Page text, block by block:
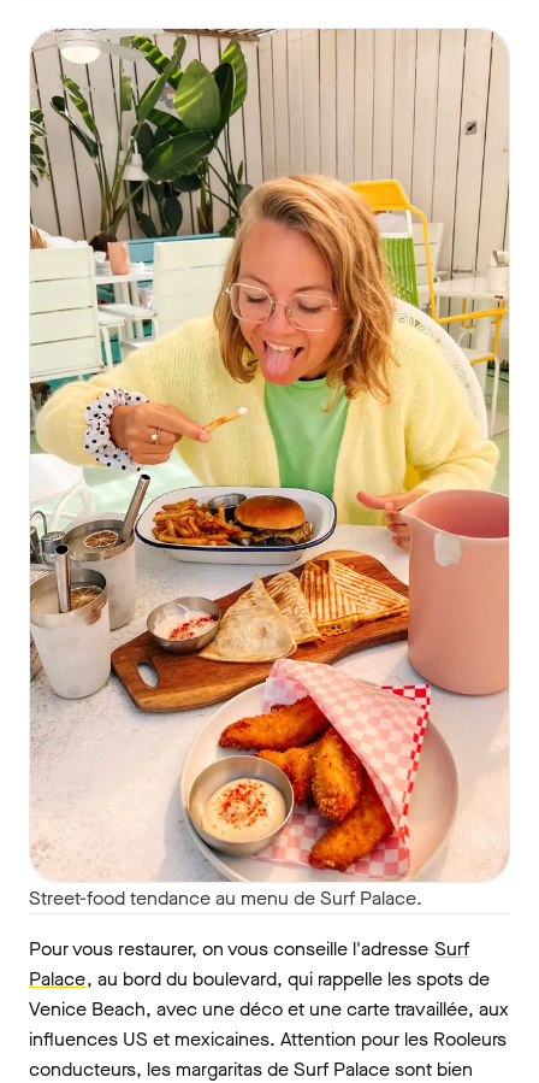
Street-food tendance au menu de Surf Palace.
Pour vous restaurer, on vous conseille l'adresse Surf
Palace, au bord du boulevard, qui rappelle les spots de
Venice Beach, avec une déco et une carte travaillée, aux
influences US et mexicaines. Attention pour les Rooleurs
conducteurs, les margaritas de Surf Palace sont bien